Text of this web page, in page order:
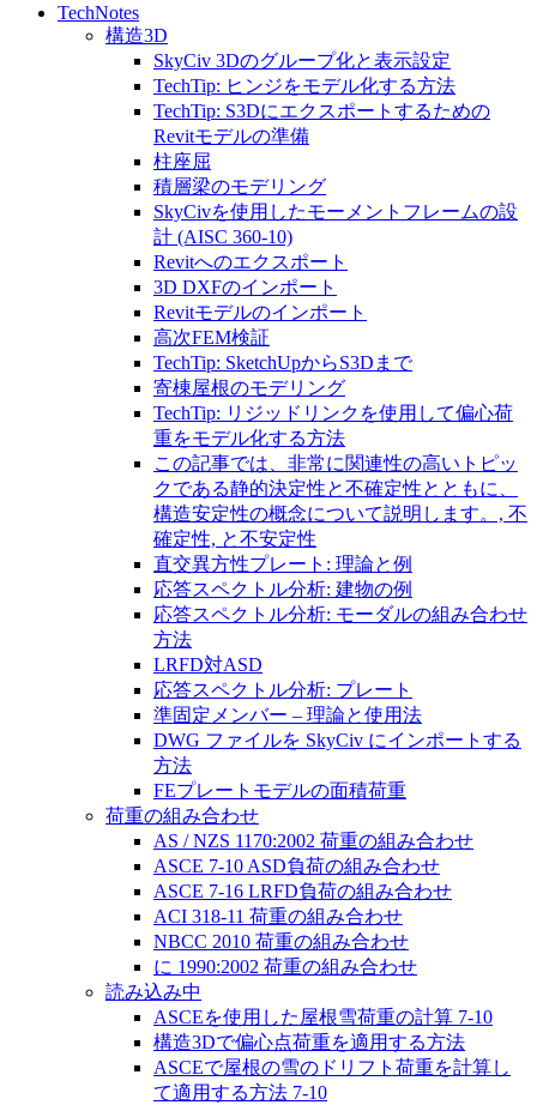
TechNotes
構造3D
SkyCiv 3Dのグループ化と表示設定
TechTip: ヒンジをモデル化する方法
TechTip: S3Dにエクスポートするための
Revitモデルの準備
柱座屈
積層梁のモデリング
SkyCivを使用したモーメントフレームの設
計 (AISC 360-10)
Revitへのエクスポート
3D DXFのインポート
Revitモデルのインポート
高次FEM検証
TechTip: SketchUpからS3Dまで
寄棟屋根のモデリング
TechTip: リジッドリンクを使用して偏心荷
重をモデル化する方法
この記事では、非常に関連性の高いトピッ
クである静的決定性と不確定性とともに、
構造安定性の概念について説明します。, 不
確定性, と不安定性
直交異方性プレート: 理論と例
応答スペクトル分析: 建物の例
応答スペクトル分析: モーダルの組み合わせ
方法
LRFD対ASD
応答スペクトル分析: プレート
準固定メンバー – 理論と使用法
DWG ファイルを SkyCiv にインポートする
方法
FEプレートモデルの面積荷重
荷重の組み合わせ
AS / NZS 1170:2002 荷重の組み合わせ
ASCE 7-10 ASD負荷の組み合わせ
ASCE 7-16 LRFD負荷の組み合わせ
ACI 318-11 荷重の組み合わせ
NBCC 2010 荷重の組み合わせ
に 1990:2002 荷重の組み合わせ
読み込み中
ASCEを使用した屋根雪荷重の計算 7-10
構造3Dで偏心点荷重を適用する方法
ASCEで屋根の雪のドリフト荷重を計算し
て適用する方法 7-10